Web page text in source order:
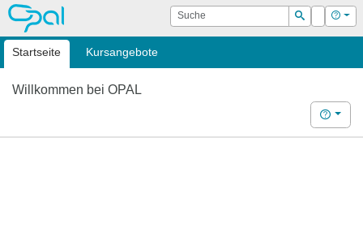
OPAL Suche
Suchen
Login Hilfe
Startseite Kursangebote
Willkommen bei OPAL
Hilfe